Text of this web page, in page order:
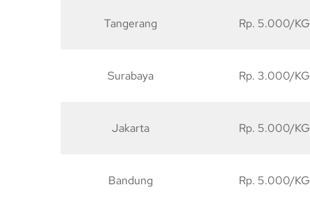
Tangerang Rp. 5.000/KG
Surabaya Rp. 3.000/KG
Jakarta Rp. 5.000/KG
Bandung Rp. 5.000/KG